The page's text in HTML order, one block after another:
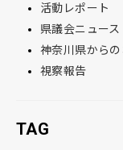
活動レポート
県議会ニュー
神奈川県から
視察報告
TAG